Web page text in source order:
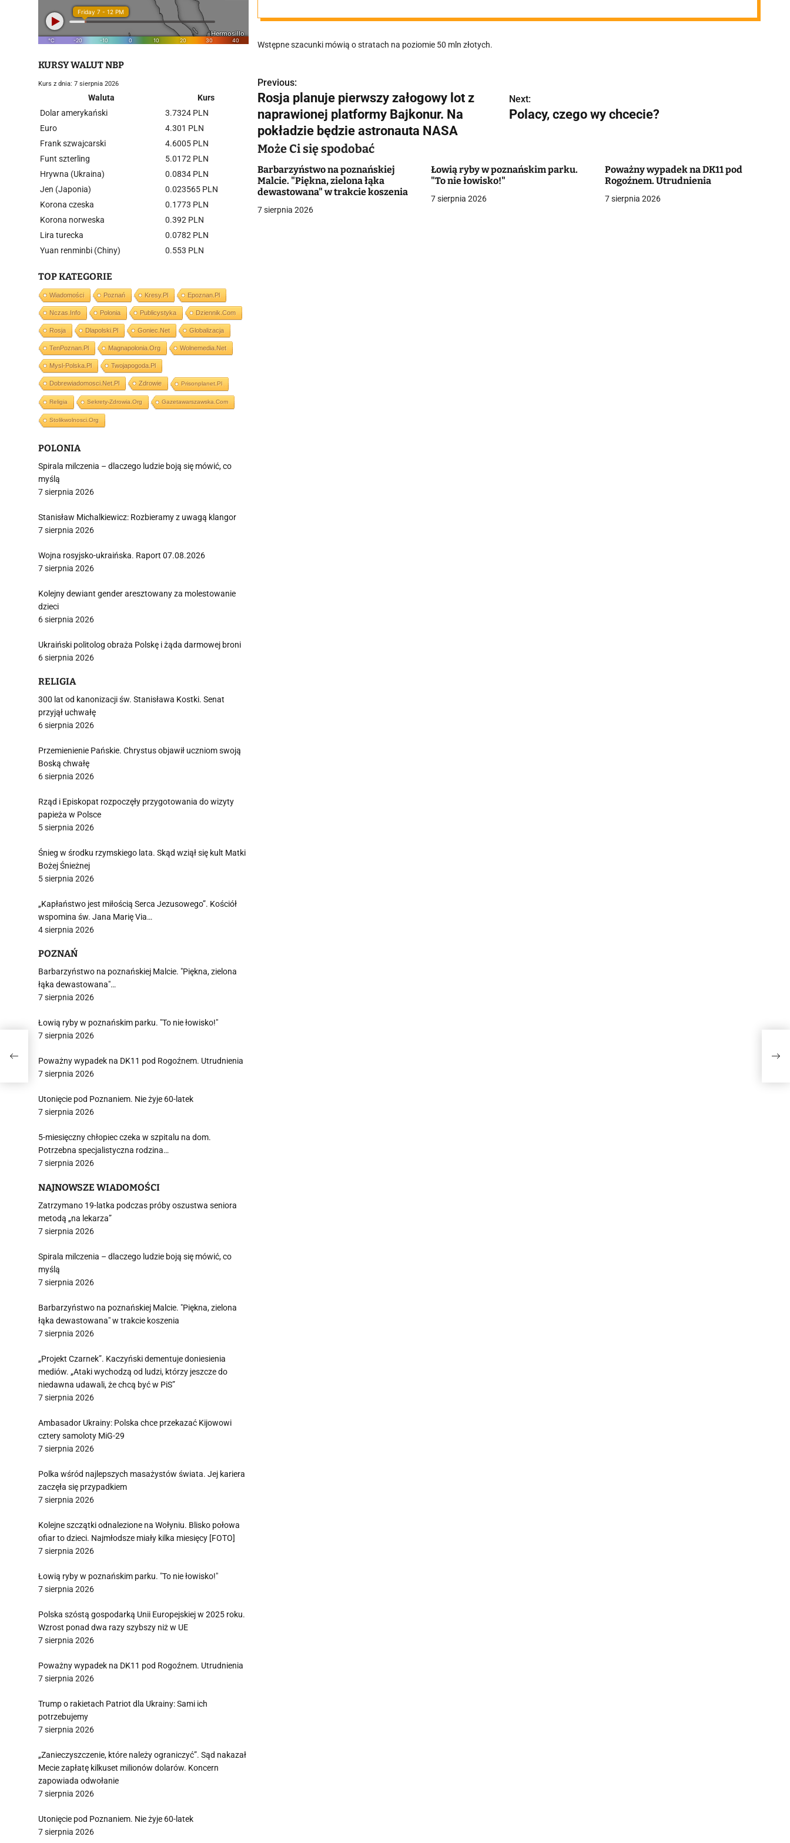
Wstępne szacunki mówią o stratach na poziomie 50 mln złotych.
N
a
w
i
g
a
Previous:
Rosja planuje pierwszy załogowy lot z
naprawionej platformy Bajkonur. Na
pokładzie będzie astronauta NASA
Next:
Polacy, czego wy chcecie?
Może Ci się spodobać
Barbarzyństwo na poznańskiej
Malcie. "Piękna, zielona łąka
dewastowana" w trakcie koszenia
7 sierpnia 2026
Łowią ryby w poznańskim parku.
"To nie łowisko!"
7 sierpnia 2026
Poważny wypadek na DK11 pod
Rogoźnem. Utrudnienia
7 sierpnia 2026
KURSY WALUT NBP
Kurs z dnia: 7 sierpnia 2026
Waluta
Kurs
Dolar amerykański
3.7324 PLN
Euro
4.301 PLN
Frank szwajcarski
4.6005 PLN
Funt szterling
5.0172 PLN
Hrywna (Ukraina)
0.0834 PLN
Jen (Japonia)
0.023565 PLN
Korona czeska
0.1773 PLN
Korona norweska
0.392 PLN
Lira turecka
0.0782 PLN
Yuan renminbi (Chiny)
0.553 PLN
TOP KATEGORIE
Wiadomości Poznań Kresy.pl Epoznan.pl
Nczas.info Polonia Publicystyka Dziennik.com
Rosja Dlapolski.pl Goniec.net Globalizacja
TenPoznan.pl Magnapolonia.org Wolnemedia.net
Mysl-Polska.pl Twojapogoda.pl
Dobrewiadomosci.net.pl Zdrowie Prisonplanet.pl
Religia Sekrety-Zdrowia.org Gazetawarszawska.com
Stolikwolnosci.org
POLONIA
Spirala milczenia – dlaczego ludzie boją się mówić, co
myślą
7 sierpnia 2026
Stanisław Michalkiewicz: Rozbieramy z uwagą klangor
7 sierpnia 2026
Wojna rosyjsko-ukraińska. Raport 07.08.2026
7 sierpnia 2026
Kolejny dewiant gender aresztowany za molestowanie
dzieci
6 sierpnia 2026
Ukraiński politolog obraża Polskę i żąda darmowej broni
6 sierpnia 2026
RELIGIA
300 lat od kanonizacji św. Stanisława Kostki. Senat
przyjął uchwałę
6 sierpnia 2026
Przemienienie Pańskie. Chrystus objawił uczniom swoją
Boską chwałę
6 sierpnia 2026
Rząd i Episkopat rozpoczęły przygotowania do wizyty
papieża w Polsce
5 sierpnia 2026
Śnieg w środku rzymskiego lata. Skąd wziął się kult Matki
Bożej Śnieżnej
5 sierpnia 2026
„Kapłaństwo jest miłością Serca Jezusowego”. Kościół
wspomina św. Jana Marię Via…
4 sierpnia 2026
POZNAŃ
Barbarzyństwo na poznańskiej Malcie. "Piękna, zielona
łąka dewastowana"…
7 sierpnia 2026
Łowią ryby w poznańskim parku. "To nie łowisko!"
7 sierpnia 2026
Poważny wypadek na DK11 pod Rogoźnem. Utrudnienia
7 sierpnia 2026
Utonięcie pod Poznaniem. Nie żyje 60-latek
7 sierpnia 2026
5-miesięczny chłopiec czeka w szpitalu na dom.
Potrzebna specjalistyczna rodzina…
7 sierpnia 2026
NAJNOWSZE WIADOMOŚCI
Zatrzymano 19-latka podczas próby oszustwa seniora
metodą „na lekarza”
7 sierpnia 2026
Spirala milczenia – dlaczego ludzie boją się mówić, co
myślą
7 sierpnia 2026
Barbarzyństwo na poznańskiej Malcie. "Piękna, zielona
łąka dewastowana" w trakcie koszenia
7 sierpnia 2026
„Projekt Czarnek”. Kaczyński dementuje doniesienia
mediów. „Ataki wychodzą od ludzi, którzy jeszcze do
niedawna udawali, że chcą być w PiS”
7 sierpnia 2026
Ambasador Ukrainy: Polska chce przekazać Kijowowi
cztery samoloty MiG-29
7 sierpnia 2026
Polka wśród najlepszych masażystów świata. Jej kariera
zaczęła się przypadkiem
7 sierpnia 2026
Kolejne szczątki odnalezione na Wołyniu. Blisko połowa
ofiar to dzieci. Najmłodsze miały kilka miesięcy [FOTO]
7 sierpnia 2026
Łowią ryby w poznańskim parku. "To nie łowisko!"
7 sierpnia 2026
Polska szóstą gospodarką Unii Europejskiej w 2025 roku.
Wzrost ponad dwa razy szybszy niż w UE
7 sierpnia 2026
Poważny wypadek na DK11 pod Rogoźnem. Utrudnienia
7 sierpnia 2026
Trump o rakietach Patriot dla Ukrainy: Sami ich
potrzebujemy
7 sierpnia 2026
„Zanieczyszczenie, które należy ograniczyć”. Sąd nakazał
Mecie zapłatę kilkuset milionów dolarów. Koncern
zapowiada odwołanie
7 sierpnia 2026
Utonięcie pod Poznaniem. Nie żyje 60-latek
7 sierpnia 2026